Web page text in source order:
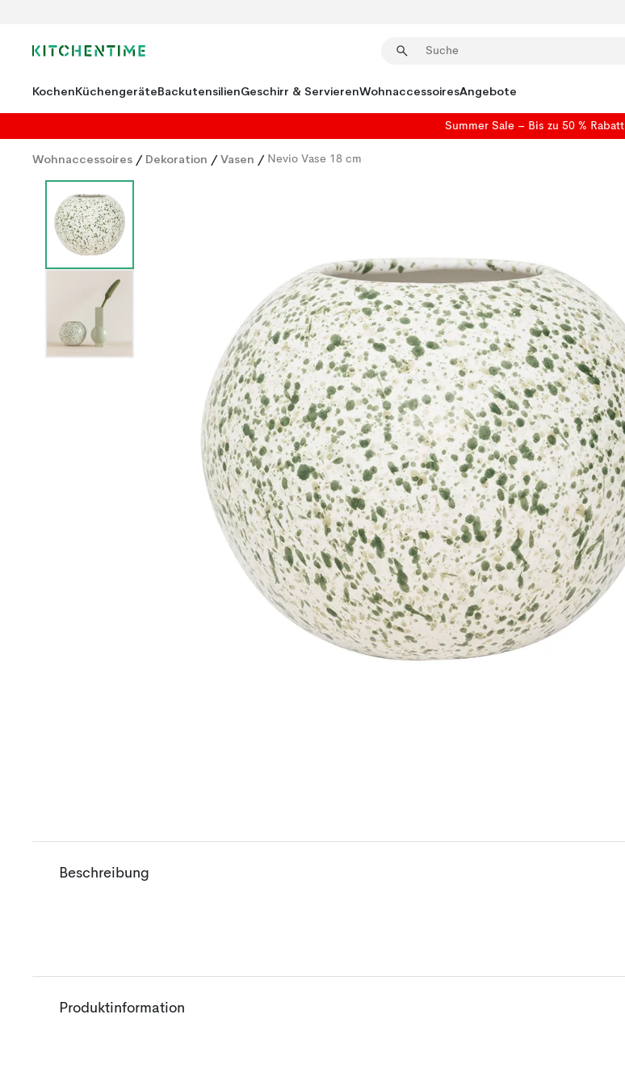
KochenKüchengeräteBackutensilienGeschirr & ServierenWohnaccessoiresAngebote
Summer Sale – Bis zu 50 % Rabatt
Wohnaccessoires / Dekoration / Vasen / Nevio Vase 18 cm
Beschreibung
Produktinformation